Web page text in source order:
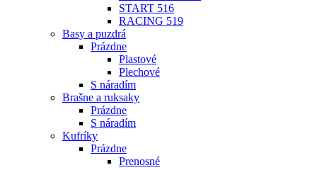
START 516
RACING 519
Basy a puzdrá
Prázdne
Plastové
Plechové
S náradím
Brašne a ruksaky
Prázdne
S náradím
Kufríky
Prázdne
Prenosné